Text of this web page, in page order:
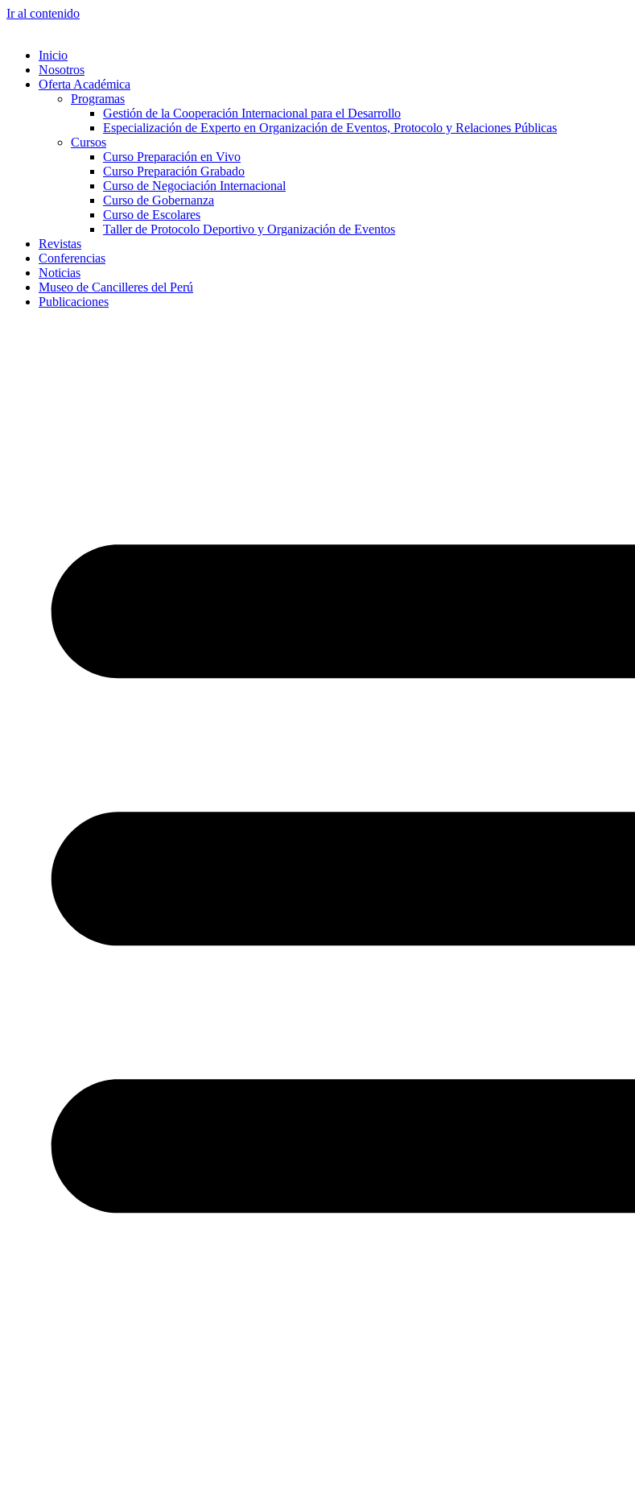
Ir al contenido
Inicio
Nosotros
Oferta Académica
Programas
Gestión de la Cooperación Internacional para el Desarrollo
Especialización de Experto en Organización de Eventos, Protocolo y Relaciones Públicas
Cursos
Curso Preparación en Vivo
Curso Preparación Grabado
Curso de Negociación Internacional
Curso de Gobernanza
Curso de Escolares
Taller de Protocolo Deportivo y Organización de Eventos
Revistas
Conferencias
Noticias
Museo de Cancilleres del Perú
Publicaciones